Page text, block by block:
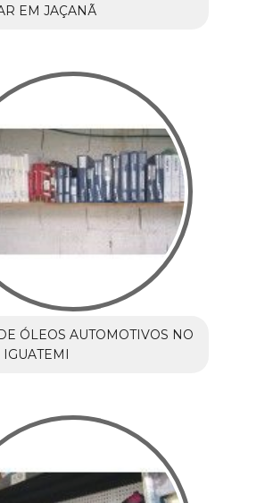
EM JAÇANÃ
ÓLEOS AUTOMOTIVOS NO